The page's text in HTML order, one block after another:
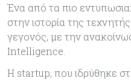
Ένα από τα πιο
στην ιστορία της
γεγονός, με την
Intelligence.
Η startup, που ιδρύθηκε